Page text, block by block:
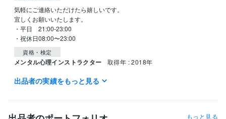
気軽にご連絡いただけたら嬉しいです。
宜しくお願いいたします。
・平日　21:00-23:00
・祝休日08:00〜23:00
資格・検定
メンタル心理インストラクター 取得年 : 2018年
得意分野
悩み相談・カウンセリング
人の内なる声や強み、才能を探し出すこ
出品者の実績をもっと見る
もっと見る